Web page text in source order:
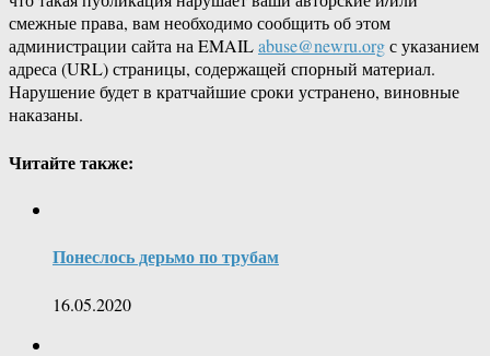
смежные права, вам необходимо сообщить об этом
администрации сайта на EMAILabuse@newru.orgс указанием
адреса (URL) страницы, содержащей спорный материал.
Нарушение будет в кратчайшие сроки устранено, виновные
наказаны.
Читайте также:
Понеслось дерьмо по трубам
16.05.2020